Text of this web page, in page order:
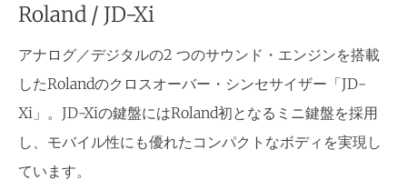
Roland / JD-Xi
アナログ／デジタルの2 つのサウンド・エンジンを搭載
したRolandのクロスオーバー・シンセサイザー「JD-
Xi」。JD-Xiの鍵盤にはRoland初となるミニ鍵盤を採用
し、モバイル性にも優れたコンパクトなボディを実現し
ています。